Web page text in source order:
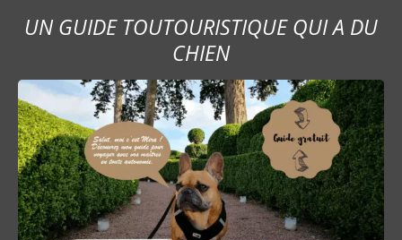
UN GUIDE TOUTOURISTIQUE QUI A DU
CHIEN